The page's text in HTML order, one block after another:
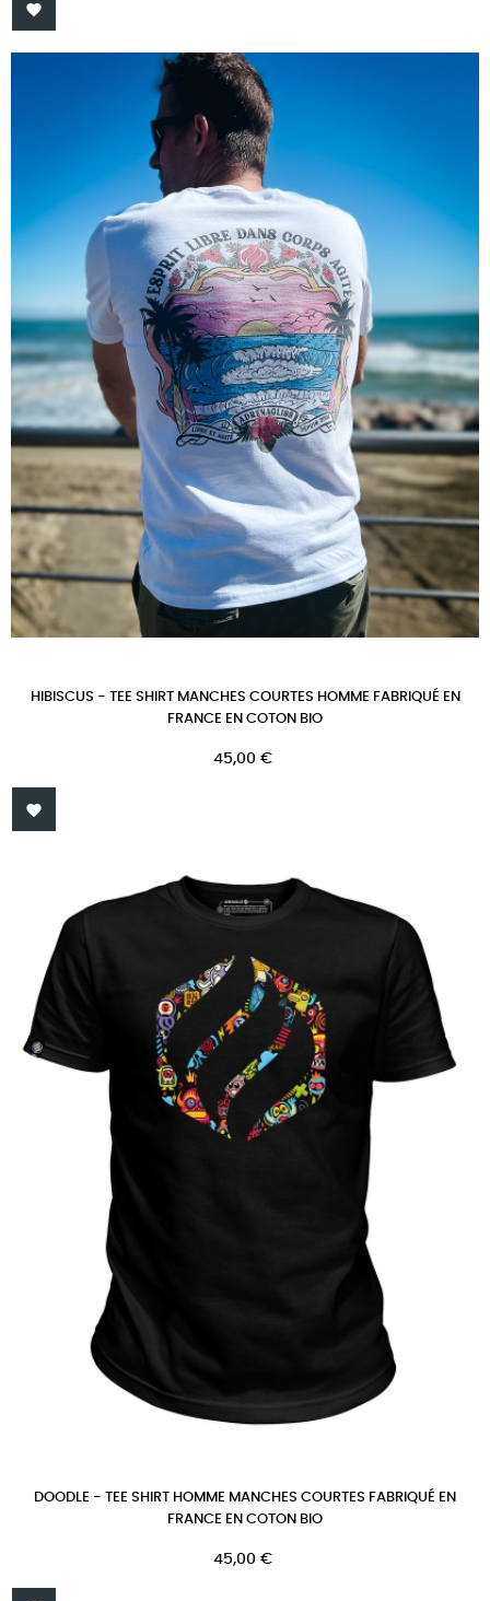

HIBISCUS - TEE SHIRT MANCHES COURTES HOMME FABRIQUÉ EN
FRANCE EN COTON BIO
Prix
45,00 €

DOODLE - TEE SHIRT HOMME MANCHES COURTES FABRIQUÉ EN
FRANCE EN COTON BIO
Prix
45,00 €